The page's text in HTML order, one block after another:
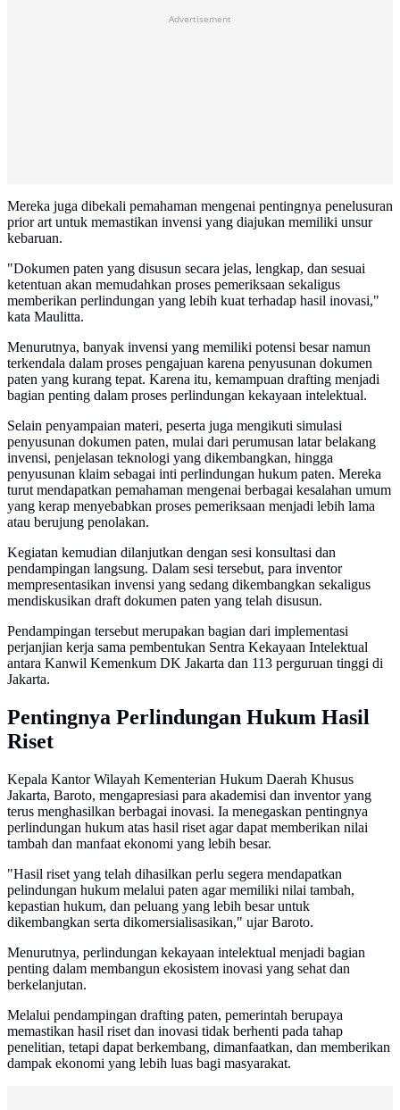
Advertisement
Mereka juga dibekali pemahaman mengenai pentingnya penelusuran
prior art untuk memastikan invensi yang diajukan memiliki unsur
kebaruan.
"Dokumen paten yang disusun secara jelas, lengkap, dan sesuai
ketentuan akan memudahkan proses pemeriksaan sekaligus
memberikan perlindungan yang lebih kuat terhadap hasil inovasi,"
kata Maulitta.
Menurutnya, banyak invensi yang memiliki potensi besar namun
terkendala dalam proses pengajuan karena penyusunan dokumen
paten yang kurang tepat. Karena itu, kemampuan drafting menjadi
bagian penting dalam proses perlindungan kekayaan intelektual.
Selain penyampaian materi, peserta juga mengikuti simulasi
penyusunan dokumen paten, mulai dari perumusan latar belakang
invensi, penjelasan teknologi yang dikembangkan, hingga
penyusunan klaim sebagai inti perlindungan hukum paten. Mereka
turut mendapatkan pemahaman mengenai berbagai kesalahan umum
yang kerap menyebabkan proses pemeriksaan menjadi lebih lama
atau berujung penolakan.
Kegiatan kemudian dilanjutkan dengan sesi konsultasi dan
pendampingan langsung. Dalam sesi tersebut, para inventor
mempresentasikan invensi yang sedang dikembangkan sekaligus
mendiskusikan draft dokumen paten yang telah disusun.
Pendampingan tersebut merupakan bagian dari implementasi
perjanjian kerja sama pembentukan Sentra Kekayaan Intelektual
antara Kanwil Kemenkum DK Jakarta dan 113 perguruan tinggi di
Jakarta.
Pentingnya Perlindungan Hukum Hasil
Riset
Kepala Kantor Wilayah Kementerian Hukum Daerah Khusus
Jakarta, Baroto, mengapresiasi para akademisi dan inventor yang
terus menghasilkan berbagai inovasi. Ia menegaskan pentingnya
perlindungan hukum atas hasil riset agar dapat memberikan nilai
tambah dan manfaat ekonomi yang lebih besar.
"Hasil riset yang telah dihasilkan perlu segera mendapatkan
pelindungan hukum melalui paten agar memiliki nilai tambah,
kepastian hukum, dan peluang yang lebih besar untuk
dikembangkan serta dikomersialisasikan," ujar Baroto.
Menurutnya, perlindungan kekayaan intelektual menjadi bagian
penting dalam membangun ekosistem inovasi yang sehat dan
berkelanjutan.
Melalui pendampingan drafting paten, pemerintah berupaya
memastikan hasil riset dan inovasi tidak berhenti pada tahap
penelitian, tetapi dapat berkembang, dimanfaatkan, dan memberikan
dampak ekonomi yang lebih luas bagi masyarakat.